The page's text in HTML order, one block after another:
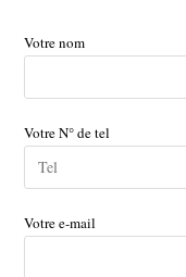
Votre nom
Votre N° de tel
Votre e-mail